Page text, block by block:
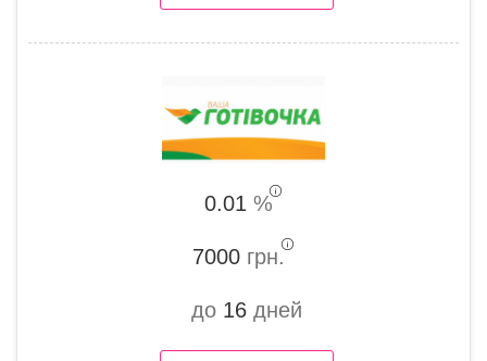
0.01 %
7000грн.
до 16дней